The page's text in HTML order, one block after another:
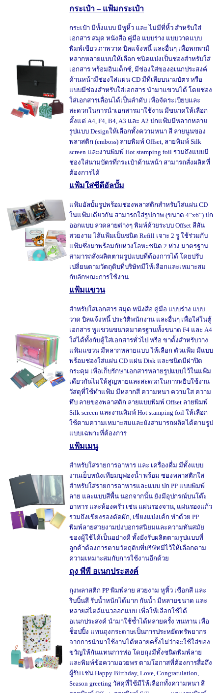
กระเป๋า – แฟ้มกระเป๋า
กระเป๋า มีทั้งแบบ มีหูหิ้ว และ ไม่มีที่หิ้ว สำหรับใส่
เอกสาร สมุด หนังสือ คู่มือ แบบร่าง แบบวาดแบบ
พิมพ์เขียว ภาพวาด บิลแจ้งหนี้ และอื่นๆ เพื่อพกพามี
หลากหลายแบบให้เลือก ชนิดแบ่งเป็นช่องสำหรับใส่
เอกสาร พร้อมอินเด็กซ์, มีช่องใส่ของอเนกประสงค์
ด้านหน้ามีช่องใส่แผ่น CD มีที่เสียบนามบัตร หรือ
แบบมีช่องสำหรับใส่เอกสาร นำมาแขวนได้ โดยช่อง
ใส่เอกสารเลื่อนได้เป็นลำดับ เพื่อจัดระเบียบและ
สะดวกในการนำเอกสารมาใช้งาน มีขนาดให้เลือก
ตั้งแต่ A4, F4, B4, A3 และ A2 ปกแฟ้มมีหลากหลาย
รูปแบบ Designให้เลือกทั้งความหนา สี ลายนูนของ
พลาสติก (emboss) ลายพิมพ์ Offset, ลายพิมพ์ Silk
screen และงานพิมพ์ Hot stamping foil รวมถึงแบบมี
ช่องใส่นามบัตรที่กระเป๋าด้านหน้า สามารถสั่งผลิตที่
ต้องการได้
แฟ้มใส่ซีดีอัลบั้ม
แฟ้มอัลบั้มรูปพร้อมช่องพลาสติกสำหรับใส่แผ่น CD
ในแฟ้มเดียวกัน สามารถใส่รูปภาพ (ขนาด 4”x6”) ปก
ออกแบบ ลวดลายต่างๆ พิมพ์ด้วยระบบ Offset สีสัน
สวยงาม ไส้แฟ้มเป็นชนิด Refill เจาะ 2 รู ใช้ร่วมกับ
แฟ้มซึ่งมาพร้อมกับห่วงโลหะชนิด 2 ห่วง มาตรฐาน
สามารถสั่งผลิตตามรูปแบบที่ต้องการได้ โดยปรับ
เปลี่ยนตามวัตถุดิบที่บริษัทมีให้เลือกและเหมาะสม
กับลักษณะการใช้งาน
แฟ้มแขวน
สำหรับใส่เอกสาร สมุด หนังสือ คู่มือ แบบร่าง แบบ
วาด บิลแจ้งหนี้ ประวัติพนักงาน และอื่นๆ เพื่อใส่ในตู้
เอกสาร หูแขวนขนาดมาตรฐานทั้งขนาด F4 และ A4
ใส่ได้ทั้งกับตู้ใส่เอกสารทั่วไป หรือ ขาตั้งสำหรับวาง
แฟ้มแขวน มีหลากหลายแบบ ให้เลือก ตัวแฟ้ม มีแบบ
พร้อมช่องใส่แผ่น CD แผ่น Disk และชนิดมีฝาปิด
กระดุม เพื่อเก็บรักษาเอกสารหลายรูปแบบไว้ในแฟ้ม
เดียวกันไม่ให้สูญหายและสะดวกในการหยิบใช้งาน
วัสดุที่ใช้ทำแฟ้ม มีหลากสี ความหนา ความใส ความ
ทึบ ลายของพลาสติก ลายแบบพิมพ์ Offset ลายพิมพ์
Silk screen และงานพิมพ์ Hot stamping foil ให้เลือก
ใช้ตามความเหมาะสมและยังสามารถผลิตได้ตามรูป
แบบเฉพาะที่ต้องการ
แฟ้มเมนู
สำหรับใส่รายการอาหาร และ เครื่องดื่ม มีทั้งแบบ
งานเย็บหนังเทียมบุฟองน้ำ พร้อม ซองพลาสติกใส
สำหรับใส่รายการอาหารและแบบ ปก PP แบบพิมพ์
ลาย และแบบสีพื้น นอกจากนั้น ยังมีอุปกรณ์บนโต๊ะ
อาหาร และห้องครัว เช่น แผ่นรองจาน, แผ่นรองแก้ว
รวมถึงเขียงรองตัดผัก, เขียงแบ่งเค้ก ทำด้วย PP
พิมพ์ลายสวยงามบ่งบอกรสนิยมและความทันสมัย
ของผู้ใช้ได้เป็นอย่างดี ทั้งยังรับผลิตตามรูปแบบที่
ลูกค้าต้องการตามวัตถุดิบที่บริษัทมีไว้ให้เลือกตาม
ความเหมาะสมกับการใช้งานอีกด้วย
ถุง พีพี อเนกประสงค์
ถุงพลาสติก PP พิมพ์ลาย สวยงาม หูหิ้ว เชือกสี และ
ริบบิ้นสี รับน้ำหนักได้มาก กันน้ำ มีหลายขนาด และ
หลายสไตล์แนวออกแบบ เพื่อให้เลือกใช้ได้
อเนกประสงค์ นำมาใช้ซ้ำได้หลายครั้ง ทนทาน เพื่อ
ช็อปปิ้ง แทนถุงกระดาษเป็นการประหยัดทรัพยากร
จากการนำมาใช้งานได้หลายครั้งไม่ว่าจะใช้ใส่ของ
ขวัญให้กันแทนการห่อ โดยถุงมีทั้งชนิดพิมพ์ลาย
และพิมพ์ข้อความอวยพร ตามโอกาสที่ต้องการสื่อถึง
ผู้รับ เช่น Happy Birthday, Love, Congratulation,
Season greeting วัสดุที่ใช้มีให้เลือกทั้งความหนา สี